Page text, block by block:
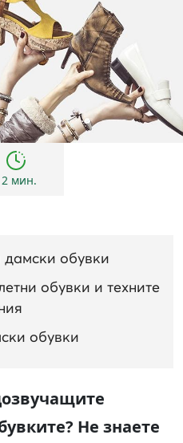
Жени
2 мин.
дамски обувки
обувки и техните
обувки
Не знаете